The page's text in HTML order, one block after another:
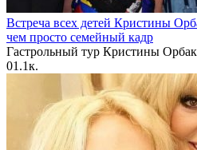
Встреча всех детей Кристины
чем просто семейный кадр
Гастрольный тур Кристины
01.1к.